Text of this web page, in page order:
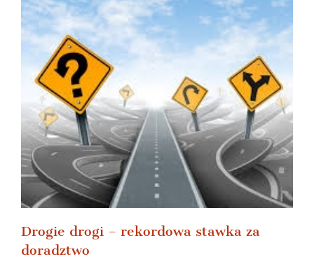
Drogie drogi – rekordowa stawka za
doradztwo